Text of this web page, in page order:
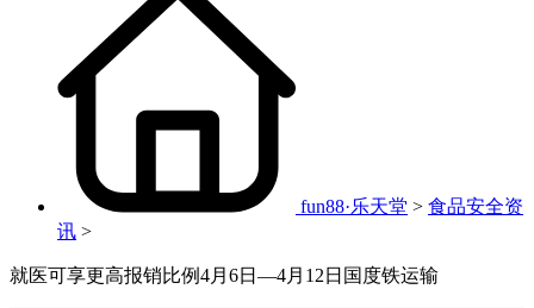
fun88·乐天堂 > 食品安全资
讯 >
就医可享更高报销比例4月6日—4月12日国度铁运输